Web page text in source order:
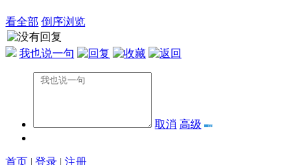
看全部 倒序浏览
我也说一句
取消 高级
首页 | 登录 | 注册